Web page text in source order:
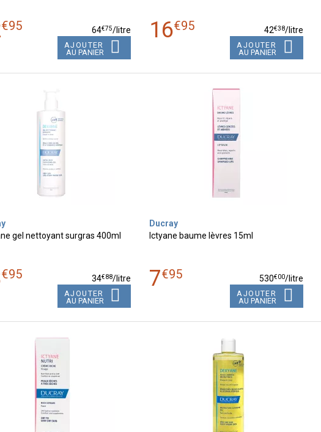
€95 64€75/litre
AJOUTER
AU PANIER
16€95 42€38/litre
AJOUTER
AU PANIER
gel nettoyant surgras 400ml
€95 34€88/litre
AJOUTER
AU PANIER
Ducray
Ictyane baume lèvres 15ml
7€95 530€00/litre
AJOUTER
AU PANIER